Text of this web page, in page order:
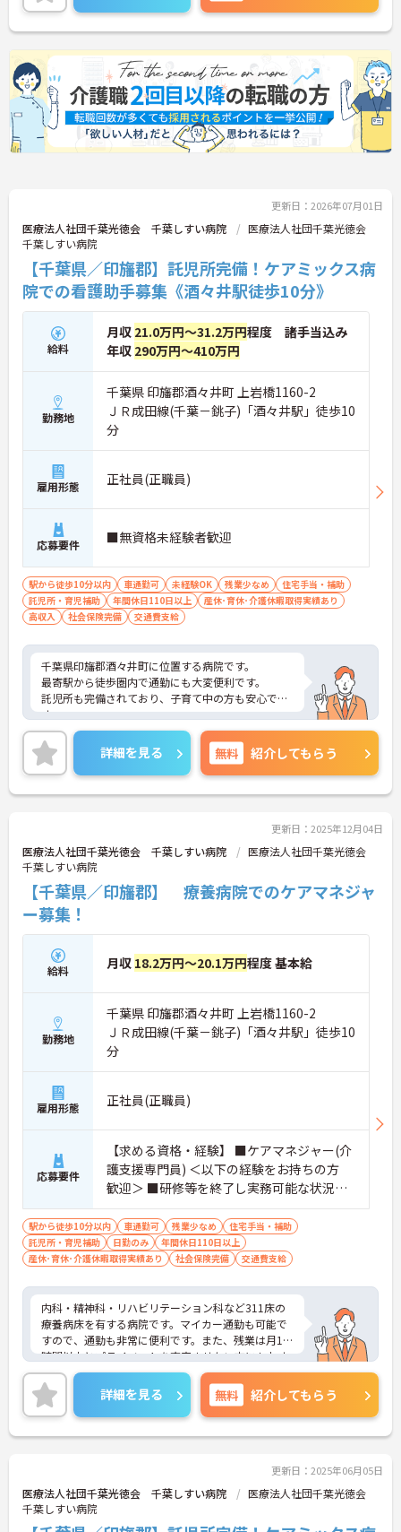
更新日：2026年07月01日
医療法人社団千葉光徳会 千葉しすい病院
医療法人社団千葉光徳会
千葉しすい病院
【千葉県／印旛郡】託児所完備！ケアミックス病
院での看護助手募集《酒々井駅徒歩10分》
給料
月収 21.0万円～31.2万円程度 諸手当込み
年収 290万円～410万円
勤務地
千葉県 印旛郡酒々井町 上岩橋1160-2
ＪＲ成田線(千葉－銚子)「酒々井駅」徒歩10
分
雇用形態 正社員(正職員)
応募要件 ■無資格未経験者歓迎
駅から徒歩10分以内 車通勤可 未経験OK 残業少なめ
住宅手当・補助
託児所・育児補助
年間休日110日以上
産休･育休･介護休暇取得実績あり
高収入
社会保険完備 交通費支給
千葉県印旛郡酒々井町に位置する病院です。
最寄駅から徒歩圏内で通勤にも大変便利です。
託児所も完備されており、子育て中の方も安心で
す。
ご興味ある方には、面接対策ポイントなど、さらに
詳細をお話しいたしますのでお気軽にご相談くださ
い！
詳細を見る 無料 紹介してもらう
更新日：2025年12月04日
医療法人社団千葉光徳会 千葉しすい病院
医療法人社団千葉光徳会
千葉しすい病院
【千葉県／印旛郡】 療養病院でのケアマネジャ
ー募集！
給料 月収 18.2万円～20.1万円程度 基本給
勤務地
千葉県 印旛郡酒々井町 上岩橋1160-2
ＪＲ成田線(千葉－銚子)「酒々井駅」徒歩10
分
雇用形態 正社員(正職員)
応募要件
【求める資格・経験】 ■ケアマネジャー(介
護支援専門員) ＜以下の経験をお持ちの方
歓迎＞ ■研修等を終了し実務可能な状況で
あること
駅から徒歩10分以内 車通勤可 残業少なめ
住宅手当・補助
託児所・育児補助
日勤のみ
年間休日110日以上
産休･育休･介護休暇取得実績あり
社会保険完備 交通費支給
内科・精神科・リハビリテーション科など311床の
療養病床を有する病院です。マイカー通勤も可能で
すので、通勤も非常に便利です。また、残業は月10
時間以内とプライベートを充実させたい方にもおす
すめの求人となっております。
ご興味を持たれた方は、弊社担当コンサルタントま
でお気軽にお問い合わせ下さい。求人情報の詳細や
面接ポイントなどをお話させて頂きます。
詳細を見る 無料 紹介してもらう
更新日：2025年06月05日
医療法人社団千葉光徳会 千葉しすい病院
医療法人社団千葉光徳会
千葉しすい病院